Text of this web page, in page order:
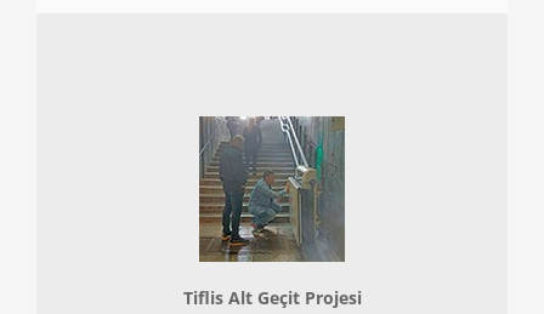
Tiflis Alt Geçit Projesi